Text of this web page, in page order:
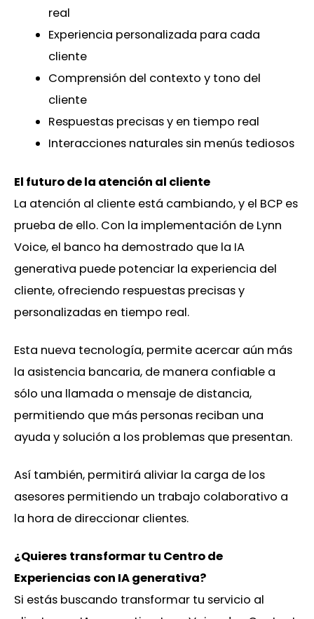
real
Experiencia personalizada para cada
cliente
Comprensión del contexto y tono del
cliente
Respuestas precisas y en tiempo real
Interacciones naturales sin menús tediosos
El futuro de la atención al cliente
La atención al cliente está cambiando, y el BCP es
prueba de ello. Con la implementación de Lynn
Voice, el banco ha demostrado que la IA
generativa puede potenciar la experiencia del
cliente, ofreciendo respuestas precisas y
personalizadas en tiempo real.
Esta nueva tecnología, permite acercar aún más
la asistencia bancaria, de manera confiable a
sólo una llamada o mensaje de distancia,
permitiendo que más personas reciban una
ayuda y solución a los problemas que presentan.
Así también, permitirá aliviar la carga de los
asesores permitiendo un trabajo colaborativo a
la hora de direccionar clientes.
¿Quieres transformar tu Centro de
Experiencias con IA generativa?
Si estás buscando transformar tu servicio al